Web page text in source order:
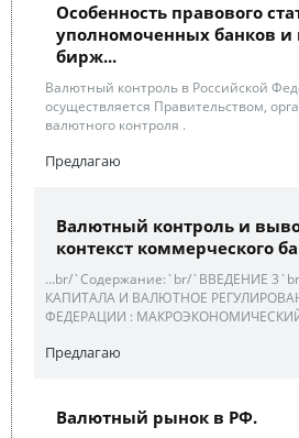
Особенность правового
уполномоченных банков
бирж...
Валютный контроль в Российской
осуществляется Правительством,
валютного контроля .
Предлагаю
Валютный контроль и
контекст коммерческого
...br/`Содержание:`br/`ВВЕДЕНИЕ
КАПИТАЛА И ВАЛЮТНОЕ
ФЕДЕРАЦИИ :
Предлагаю
Валютный рынок в РФ.